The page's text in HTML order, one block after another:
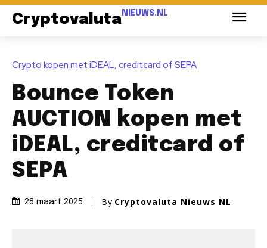
Cryptovaluta NIEUWS.NL
Crypto kopen met iDEAL, creditcard of SEPA
Bounce Token
AUCTION kopen met
iDEAL, creditcard of
SEPA
28 maart 2025 By Cryptovaluta Nieuws NL